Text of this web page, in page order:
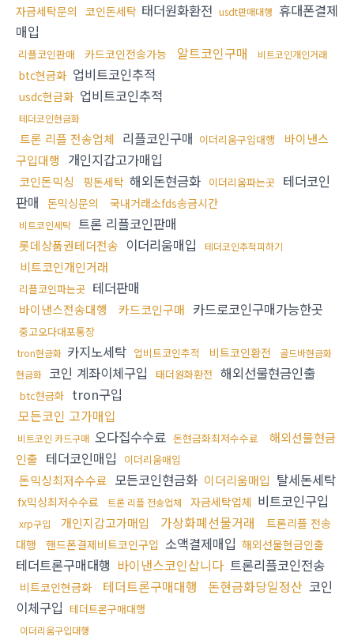
자금세탁문의 코인돈세탁 태더원화환전 usdt판매대행 휴대폰결제
매입
리플코인판매 카드코인전송가능 알트코인구매 비트코인개인거래
btc현금화 업비트코인추적
usdc현금화 업비트코인추적
테더코인현금화
트론 리플 전송업체 리플코인구매 이더리움구입대행
바이낸스
구입대행
개인지갑고가매입
코인돈믹싱 핑돈세탁 해외돈현금화 이더리움파는곳 테더코인
판매 돈믹싱문의 국내거래소fds송금시간
비트코인세탁 트론 리플코인판매
롯데상품권테더전송 이더리움매입 테더코인추척피하기
비트코인개인거래
리플코인파는곳 테더판매
바이낸스전송대행 카드코인구매 카드로코인구매가능한곳
중고오다대포통장
tron현금화 카지노세탁 업비트코인추적 비트코인환전
골드바현금화
현금화 코인 계좌이체구입 태더원화환전 해외선물현금인출
btc현금화 tron구입
모든코인 고가매입
비트코인 카드구매 오다집수수료 돈현금화최저수수료
해외선물현금
인출 테더코인매입 이더리움매입
돈믹싱최저수수료 모든코인현금화 이더리움매입 탈세돈세탁
fx믹싱최저수수료 트론 리플 전송업체 자금세탁업체 비트코인구입
xrp구입 개인지갑고가매입 가상화폐선물거래
트론리플 전송
대행
핸드폰결제비트코인구입 소액결제매입 해외선물현금인출
테더트론구매대행 바이낸스코인삽니다 트론리플코인전송
비트코인현금화 테더트론구매대행 돈현금화당일정산 코인
이체구입 테더트론구매대행
이더리움구입대행